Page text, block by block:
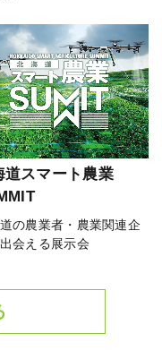
道スマート農業
の農業者・農業関連企
会える展示会